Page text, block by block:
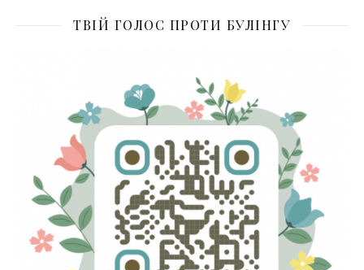
ТВІЙ ГОЛОС ПРОТИ БУЛІНГУ